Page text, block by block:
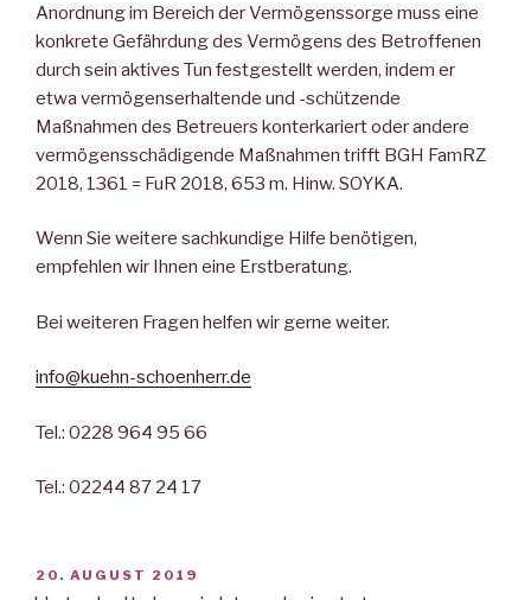
Anordnung im Bereich der Vermögenssorge muss eine
konkrete Gefährdung des Vermögens des Betroffenen
durch sein aktives Tun festgestellt werden, indem er
etwa vermögenserhaltende und -schützende
Maßnahmen des Betreuers konterkariert oder andere
vermögensschädigende Maßnahmen trifft BGH FamRZ
2018, 1361 = FuR 2018, 653 m. Hinw. SOYKA.
Wenn Sie weitere sachkundige Hilfe benötigen,
empfehlen wir Ihnen eine Erstberatung.
Bei weiteren Fragen helfen wir gerne weiter.
info@kuehn-schoenherr.de
Tel.: 0228 964 95 66
Tel.: 02244 87 24 17
VERÖFFENTLICHT
AM
20. AUGUST 2019